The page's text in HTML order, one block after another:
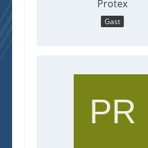
Protex
Gast